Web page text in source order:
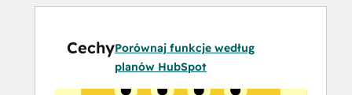
CechyPorównaj funkcje według
planów HubSpot